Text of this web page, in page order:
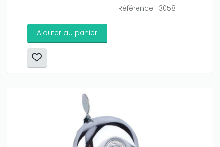
Référence : 3058
Ajouter au panier